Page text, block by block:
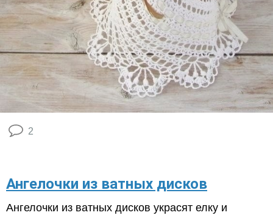
2
Ангелочки из ватных дисков
Ангелочки из ватных дисков украсят елку и